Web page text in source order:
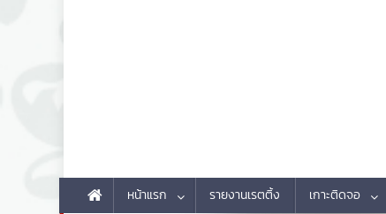
หน้าแรก รายงานเรตติ้ง เกาะติดจอ